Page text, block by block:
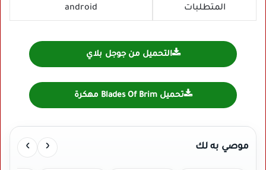
المتطلبات android
التحميل من جوجل بلاي
تحميل Blades Of Brim مهكرة
موصي به لك ‹
›